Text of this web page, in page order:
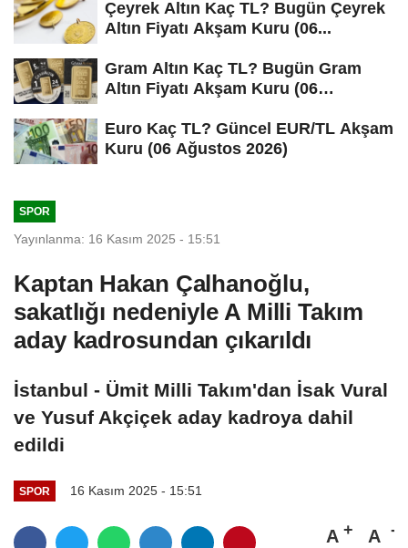
Çeyrek Altın Kaç TL? Bugün Çeyrek
Altın Fiyatı Akşam Kuru (06...
Gram Altın Kaç TL? Bugün Gram
Altın Fiyatı Akşam Kuru (06
Euro Kaç TL? Güncel EUR/TL Akşam
Kuru (06 Ağustos 2026)
SPOR
Yayınlanma: 16 Kasım 2025 - 15:51
Kaptan Hakan Çalhanoğlu,
sakatlığı nedeniyle A Milli Takım
aday kadrosundan çıkarıldı
İstanbul - Ümit Milli Takım'dan İsak Vural
ve Yusuf Akçiçek aday kadroya dahil
edildi
SPOR 16 Kasım 2025 - 15:51
A A